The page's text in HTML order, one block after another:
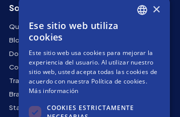
Sobre Stakely
Quiénes somos
Blog
Docs
Contáctanos
Trabaja con nosotros
Brand kit
Staking Rewards
FRENCH
×
Ese sitio web utiliza
cookies
Este sitio web usa cookies para mejorar la
experiencia del usuario. Al utilizar nuestro
sitio web, usted acepta todas las cookies de
acuerdo con nuestra Política de cookies.
Más información
COOKIES ESTRICTAMENTE